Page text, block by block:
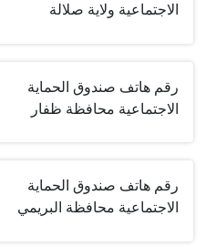
الاجتماعية ولاية صلالة
رقم هاتف صندوق الحماية
الاجتماعية محافظة ظفار
رقم هاتف صندوق الحماية
الاجتماعية محافظة البريمي